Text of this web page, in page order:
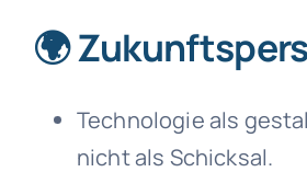
🌍
Technologie als
nicht als Schicksal.